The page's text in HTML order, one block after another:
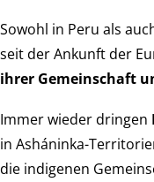
Sowohl in Peru als
seit der Ankunft der
ihrer Gemeinschaft
Immer wieder dringen
in Asháninka-
die indigenen